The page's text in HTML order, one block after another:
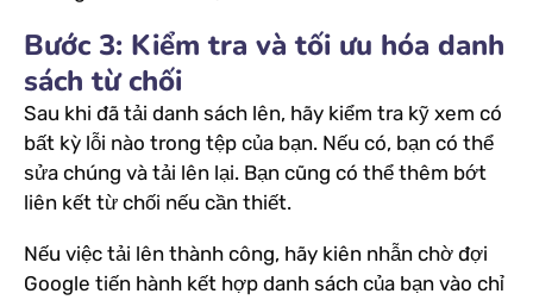
Bước 3: Kiểm tra và tối ưu hóa danh
sách từ chối
Sau khi đã tải danh sách lên, hãy kiểm tra kỹ xem có
bất kỳ lỗi nào trong tệp của bạn. Nếu có, bạn có thể
sửa chúng và tải lên lại. Bạn cũng có thể thêm bớt
liên kết từ chối nếu cần thiết.
Nếu việc tải lên thành công, hãy kiên nhẫn chờ đợi
Google tiến hành kết hợp danh sách của bạn vào chỉ